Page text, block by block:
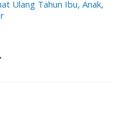
Ulang Tahun Ibu, Anak,